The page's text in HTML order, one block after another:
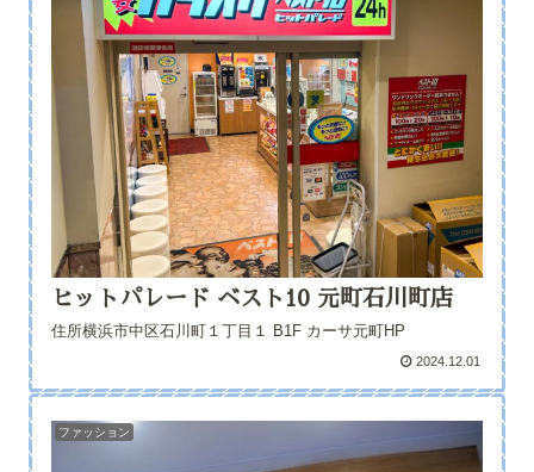
ヒットパレード ベスト10 元町石川町店
住所横浜市中区石川町１丁目１ B1F カーサ元町HP
2024.12.01
ファッション